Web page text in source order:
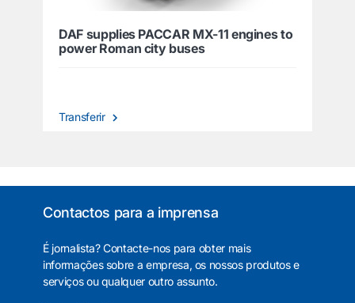
DAF supplies PACCAR MX-11 engines to
power Roman city buses
Transferir
Contactos para a imprensa
É jornalista? Contacte-nos para obter mais
informações sobre a empresa, os nossos produtos e
serviços ou qualquer outro assunto.